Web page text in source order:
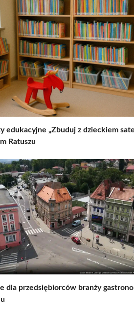
edukacyjne „Zbuduj z dzieckiem
Ratuszu
dla przedsiębiorców branży